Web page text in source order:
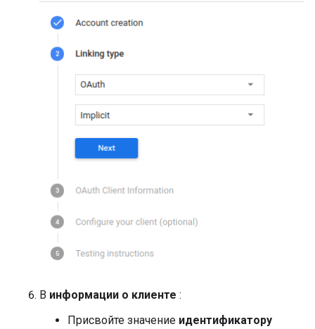
В информации о клиенте :
Присвойте значение идентификатору